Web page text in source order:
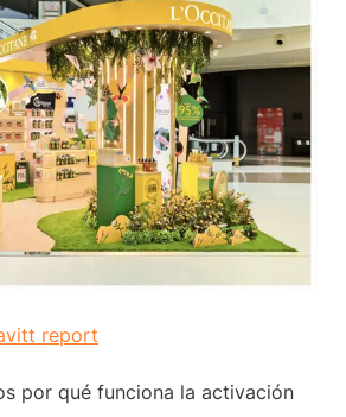
report
por qué funciona la activación